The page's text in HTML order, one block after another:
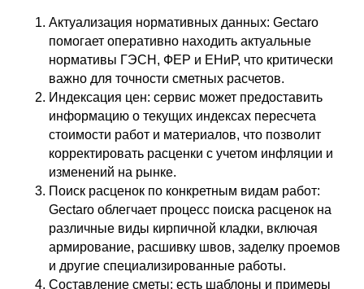
Актуализация нормативных данных: Gectaro
помогает оперативно находить актуальные
нормативы ГЭСН, ФЕР и ЕНиР, что критически
важно для точности сметных расчетов.
Индексация цен: сервис может предоставить
информацию о текущих индексах пересчета
стоимости работ и материалов, что позволит
корректировать расценки с учетом инфляции и
изменений на рынке.
Поиск расценок по конкретным видам работ:
Gectaro облегчает процесс поиска расценок на
различные виды кирпичной кладки, включая
армирование, расшивку швов, заделку проемов
и другие специализированные работы.
Составление сметы: есть шаблоны и примеры